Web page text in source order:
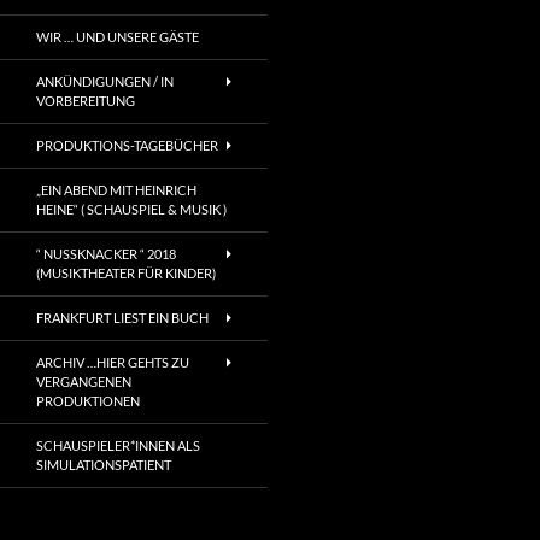
WIR … UND UNSERE GÄSTE
ANKÜNDIGUNGEN / IN
VORBEREITUNG
PRODUKTIONS-TAGEBÜCHER
„EIN ABEND MIT HEINRICH
HEINE“ ( SCHAUSPIEL & MUSIK )
“ NUSSKNACKER “ 2018
(MUSIKTHEATER FÜR KINDER)
FRANKFURT LIEST EIN BUCH
ARCHIV …HIER GEHTS ZU
VERGANGENEN
PRODUKTIONEN
SCHAUSPIELER*INNEN ALS
SIMULATIONSPATIENT